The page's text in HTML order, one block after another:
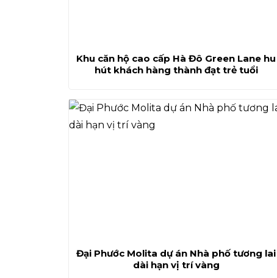
Khu căn hộ cao cấp Hà Đô Green Lane hu
hút khách hàng thành đạt trẻ tuổi
Đại Phước Molita dự án Nhà phố tương lai
dài hạn vị trí vàng